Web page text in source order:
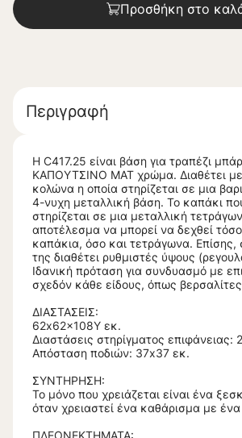
Προσθήκη στο
Περιγραφή
Η C417.25 είναι βάση για τραπέζι
ΚΑΠΟΥΤΣΙΝΟ ΜΑΤ χρώμα. Διαθέτει
κολώνα η οποία στηρίζεται σε μια
4-νυχη μεταλλική βάση. Το καπάκι
στηρίζεται σε μια μεταλλική
αποτέλεσμα να μπορεί να δεχθεί
καπάκια, όσο και τετράγωνα.
της διαθέτει ρυθμιστές ύψους
Ιδανική πρόταση για συνδυασμό με
σχεδόν κάθε είδους, όπως
ΔΙΑΣΤΑΣΕΙΣ:
62x62x108Υ εκ.
Διαστάσεις στηρίγματος επιφάνειας:
Απόσταση ποδιών: 37x37 εκ.
ΣΥΝΤΗΡΗΣΗ:
Το μόνο που χρειάζεται είναι ένα
όταν χρειαστεί ένα καθάρισμα με